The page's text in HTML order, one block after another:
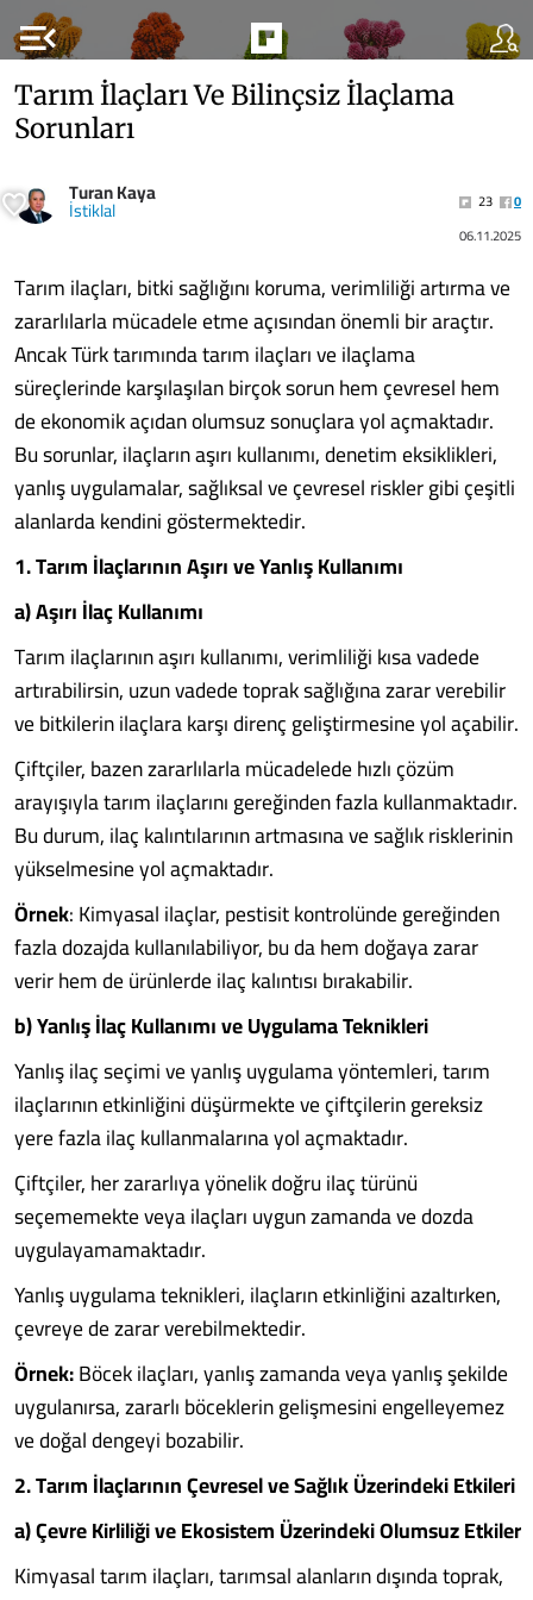
menu_open
Tarım İlaçları Ve Bilinçsiz İlaçlama
Sorunları
Turan Kaya
İstiklal 23
0
06.11.2025
Tarım ilaçları, bitki sağlığını koruma, verimliliği artırma ve
zararlılarla mücadele etme açısından önemli bir araçtır.
Ancak Türk tarımında tarım ilaçları ve ilaçlama
süreçlerinde karşılaşılan birçok sorun hem çevresel hem
de ekonomik açıdan olumsuz sonuçlara yol açmaktadır.
Bu sorunlar, ilaçların aşırı kullanımı, denetim eksiklikleri,
yanlış uygulamalar, sağlıksal ve çevresel riskler gibi çeşitli
alanlarda kendini göstermektedir.
1. Tarım İlaçlarının Aşırı ve Yanlış Kullanımı
a) Aşırı İlaç Kullanımı
Tarım ilaçlarının aşırı kullanımı, verimliliği kısa vadede
artırabilirsin, uzun vadede toprak sağlığına zarar verebilir
ve bitkilerin ilaçlara karşı direnç geliştirmesine yol açabilir.
Çiftçiler, bazen zararlılarla mücadelede hızlı çözüm
arayışıyla tarım ilaçlarını gereğinden fazla kullanmaktadır.
Bu durum, ilaç kalıntılarının artmasına ve sağlık risklerinin
yükselmesine yol açmaktadır.
Örnek: Kimyasal ilaçlar, pestisit kontrolünde gereğinden
fazla dozajda kullanılabiliyor, bu da hem doğaya zarar
verir hem de ürünlerde ilaç kalıntısı bırakabilir.
b) Yanlış İlaç Kullanımı ve Uygulama Teknikleri
Yanlış ilaç seçimi ve yanlış uygulama yöntemleri, tarım
ilaçlarının etkinliğini düşürmekte ve çiftçilerin gereksiz
yere fazla ilaç kullanmalarına yol açmaktadır.
Çiftçiler, her zararlıya yönelik doğru ilaç türünü
seçememekte veya ilaçları uygun zamanda ve dozda
uygulayamamaktadır.
Yanlış uygulama teknikleri, ilaçların etkinliğini azaltırken,
çevreye de zarar verebilmektedir.
Örnek:Böcek ilaçları, yanlış zamanda veya yanlış şekilde
uygulanırsa, zararlı böceklerin gelişmesini engelleyemez
ve doğal dengeyi bozabilir.
2. Tarım İlaçlarının Çevresel ve Sağlık Üzerindeki Etkileri
a) Çevre Kirliliği ve Ekosistem Üzerindeki Olumsuz Etkiler
Kimyasal tarım ilaçları, tarımsal alanların dışında toprak,